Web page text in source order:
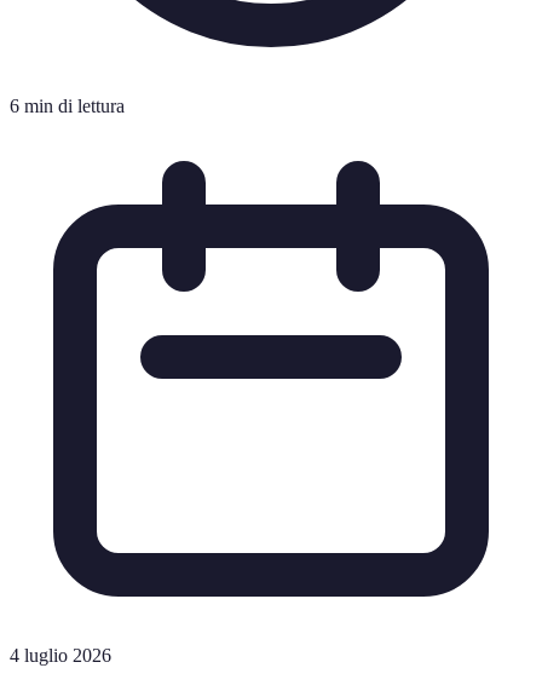
6 min di lettura
4 luglio 2026